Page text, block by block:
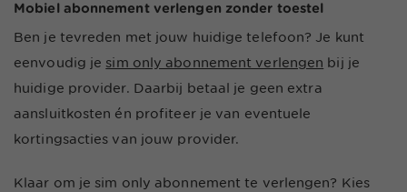
Mobiel abonnement verlengen zonder toestel
Ben je tevreden met jouw huidige telefoon? Je kunt
eenvoudig je sim only abonnement verlengen bij je
huidige provider. Daarbij betaal je geen extra
aansluitkosten én profiteer je van eventuele
kortingsacties van jouw provider.
Klaar om je sim only abonnement te verlengen? Kies